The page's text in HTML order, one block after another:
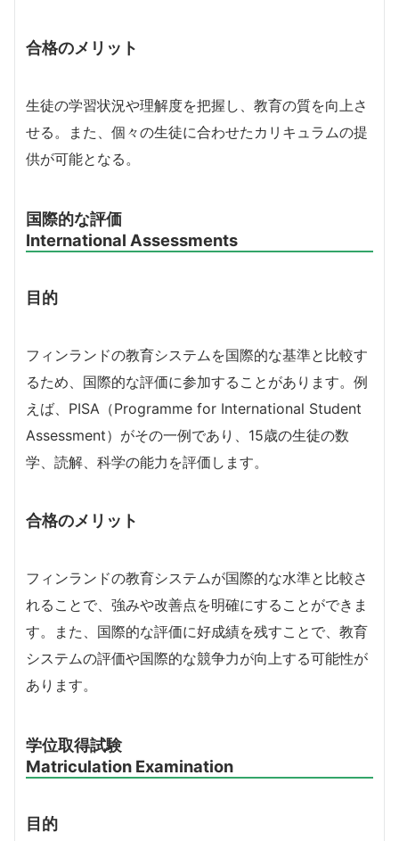
合格のメリット
生徒の学習状況や理解度を把握し、教育の質を向上さ
せる。また、個々の生徒に合わせたカリキュラムの提
供が可能となる。
国際的な評価
International Assessments
目的
フィンランドの教育システムを国際的な基準と比較す
るため、国際的な評価に参加することがあります。例
えば、PISA（Programme for International Student
Assessment）がその一例であり、15歳の生徒の数
学、読解、科学の能力を評価します。
合格のメリット
フィンランドの教育システムが国際的な水準と比較さ
れることで、強みや改善点を明確にすることができま
す。また、国際的な評価に好成績を残すことで、教育
システムの評価や国際的な競争力が向上する可能性が
あります。
学位取得試験
Matriculation Examination
目的